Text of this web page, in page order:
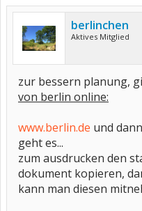
berlinchen
Aktives Mitglied
zur bessern planung,
von berlin online:
www.berlin.de und
geht es...
zum ausdrucken den
dokument kopieren,
kann man diesen